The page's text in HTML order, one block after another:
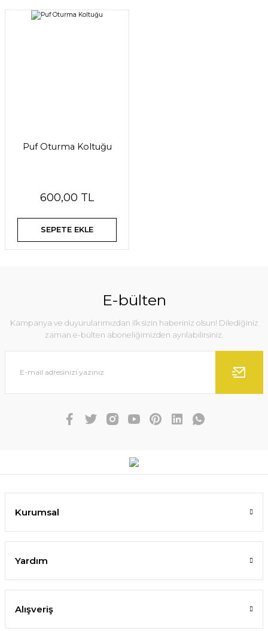
Puf Oturma Koltuğu
600,00 TL
SEPETE EKLE
E-bülten
Kampanya ve duyurularımızdan ilk sizin haberiniz olsun! Dilediğiniz
zaman e-bülten aboneliğimizden ayrılabilirsiniz.
Kurumsal
Yardım
Alışveriş